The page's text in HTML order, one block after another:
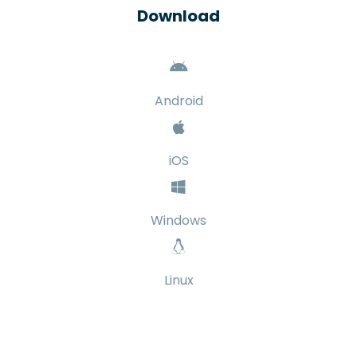
Download
Android
iOS
Windows
Linux